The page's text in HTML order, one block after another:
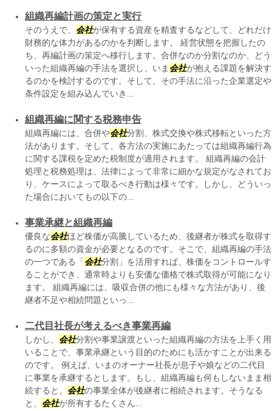
組織再編計画の策定と実行
そのうえで、 会社が保有する資産を精査するなどして、どれだけ
財務的な体力があるのかを判断します。 経営状態を把握したの
ち、再編計画の策定へ移行します。合併なのか分割なのか、どう
いった組織再編の手法を選択し、いま 会社が抱える課題を解決す
るのかを検討するのです。そして、その手法に沿った企業選定や
条件設定を組み込んでいき...
組織再編に関する税務申告
組織再編には、合併や会社分割、株式交換や株式移転といった方
法があります。そして、各方法の実施にあたっては組織再編行為
に関する課税を定めた税制度が適用されます。 組織再編の会計
処理と税務処理は、法律によって非常に細かな規定がなされてお
り、ケースによって取るべき行動は様々です。しかし、どういっ
た場合においてもの以下の...
事業承継と組織再編
優良な会社ほど株価が高騰しているため、後継者が株式を取得す
るのに多額の資金が必要となるのです。そこで、組織再編の手法
の一つである「 会社分割」を活用すれば、株価をコントロールす
ることができ、通常時よりも安価な価格で株式取得が可能になり
ます。 組織再編には、吸収合併の他にも様々な方法があり、後
継者不足や相続問題といっ...
二代目社長が考えるべき事業再編
しかし、 会社分割や事業譲渡といった組織再編の方法を上手く用
いることで、事業承継という目的のためにも活かすことが出来る
のです。 例えば、いまのオーナー社長が息子や娘などの二代目
に事業を承継するとします。もし、組織再編も何もしないまま相
続すると、 会社の事業全体が後継者に相続されます。そうなる
と、 会社が所有するたくさん...